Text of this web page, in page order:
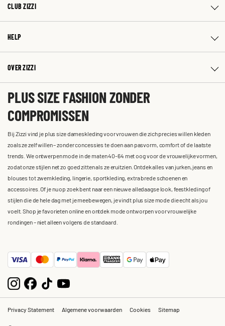
CLUB ZIZZI
HELP
OVER ZIZZI
PLUS SIZE FASHION ZONDER
COMPROMISSEN
Bij Zizzi vind je plus size dameskleding voor vrouwen die zich precies willen kleden
zoals ze zelf willen – zonder concessies te doen aan pasvorm, comfort of de laatste
trends. We ontwerpen mode in de maten 40-64 met oog voor de vrouwelijke vormen,
zodat onze stijlen net zo goed zitten als ze eruitzien. Ontdek alles van jurken, jeans en
blouses tot zwemkleding, lingerie, sportkleding, extra brede schoenen en
accessoires. Of je nu op zoek bent naar een nieuwe alledaagse look, feestkleding of
stijlen die de hele dag met je meebewegen, je vindt plus size mode die echt als jou
voelt. Shop je favorieten online en ontdek mode ontworpen voor vrouwelijke
rondingen – niet alleen volgens de standaard.
Privacy Statement Algemene voorwaarden Cookies Sitemap